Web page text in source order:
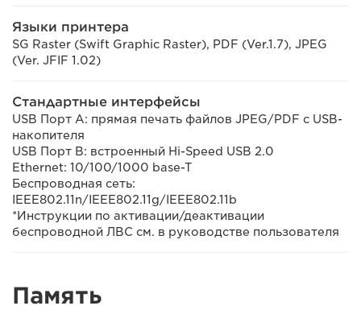
Языки принтера
SG Raster (Swift Graphic Raster), PDF (Ver.1.7), JPEG
(Ver. JFIF 1.02)
Стандартные интерфейсы
USB Порт A: прямая печать файлов JPEG/PDF с USB-
накопителя
USB Порт B: встроенный Hi-Speed USB 2.0
Ethernet: 10/100/1000 base-T
Беспроводная сеть:
IEEE802.11n/IEEE802.11g/IEEE802.11b
*Инструкции по активации/деактивации
беспроводной ЛВС см. в руководстве пользователя
Память